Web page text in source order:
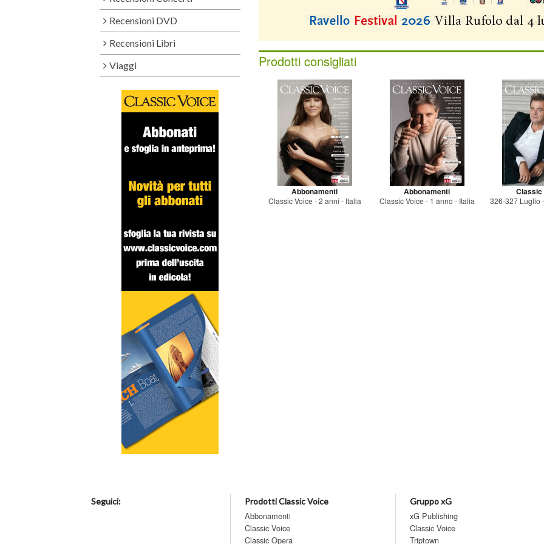
Prodotti consigliati
Abbonamenti
Classic Voice - 2 anni - Italia
Abbonamenti
Classic Voice - 1 anno - Italia
Classic
326-327 Luglio
Recensioni DVD
Recensioni Libri
Viaggi
Seguici: Prodotti Classic Voice
Abbonamenti
Classic Voice
Classic Opera
Gruppo xG
xG Publishing
Classic Voice
Triptown